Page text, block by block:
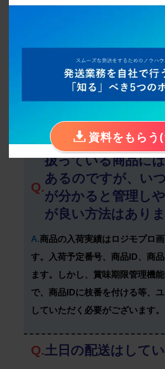
資料をもらう
ロジモプロを利用
ればいけないので
ロジモプロは単体でもご利用
数店舗で販売している場合は受
入を推奨しております。
Q.
扱っている商品に
あるのですが、い
が分かると管理し
が良い方法はあり
A.商品の入荷実績はロジモプロ
す。入荷予定番号、商品ID、商
ます。しかし、賞味期限管理機
で、商品IDに枝番を付ける等、
していただく必要がございます。
Q.土日の配送はして